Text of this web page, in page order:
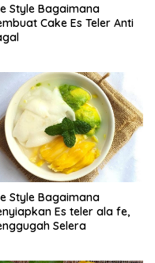
Style Bagaimana
Cake Es Teler Anti
Style Bagaimana
Es teler ala fe,
Selera